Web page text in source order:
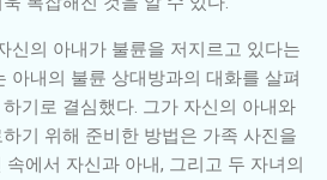
신의 아내가 불륜을 저지르고 있다는
아내의 불륜 상대방과의 대화를 살펴
기로 결심했다. 그가 자신의 아내와
기 위해 준비한 방법은 가족 사진을
에서 자신과 아내, 그리고 두 자녀의